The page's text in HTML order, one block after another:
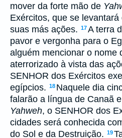
mover da forte mão de
Exércitos, que se
suas más ações. 17A terra
pavor e vergonha para o
alguém mencionar o nome
aterrorizado à vista das
SENHOR dos Exércitos
egípcios. 18 Naquele dia
falarão a língua de Canaã
Yahweh, o SENHOR dos
cidades será conhecida
do Sol e da Destruição. 19